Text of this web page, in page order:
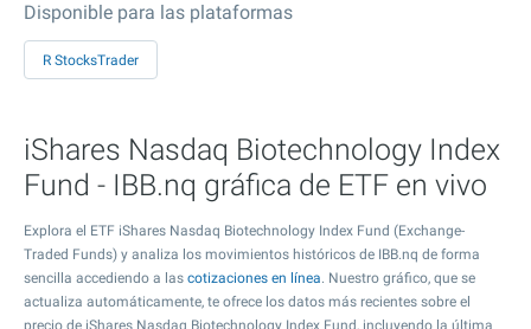
Disponible para las plataformas
R StocksTrader
iShares Nasdaq Biotechnology Index
Fund - IBB.nq gráfica de ETF en vivo
Explora el ETF iShares Nasdaq Biotechnology Index Fund (Exchange-
Traded Funds) y analiza los movimientos históricos de IBB.nq de forma
sencilla accediendo a las cotizaciones en línea. Nuestro gráfico, que se
actualiza automáticamente, te ofrece los datos más recientes sobre el
precio de iShares Nasdaq Biotechnology Index Fund, incluyendo la última